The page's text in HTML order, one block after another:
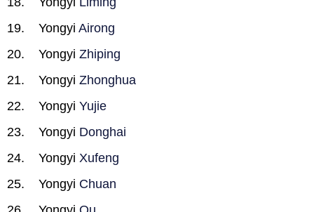
Yongyi Airong
Yongyi Zhiping
Yongyi Zhonghua
Yongyi Yujie
Yongyi Donghai
Yongyi Xufeng
Yongyi Chuan